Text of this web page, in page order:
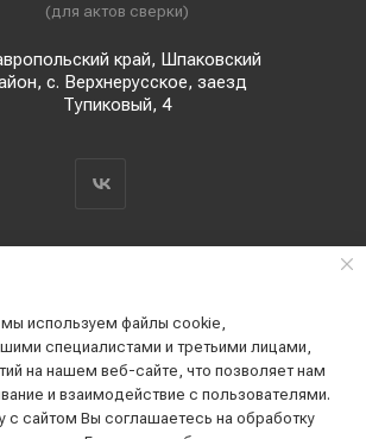
(для актов сверки)
край, Шпаковский
с. Верхнерусское, заезд
Тупиковый, 4
АО КПК "Ставропольстройопторг"
Все права защищены
мы используем файлы cookie,
специалистами и третьими лицами,
на нашем веб-сайте, что позволяет нам
и взаимодействие с пользователями.
с сайтом Вы соглашаетесь на обработку